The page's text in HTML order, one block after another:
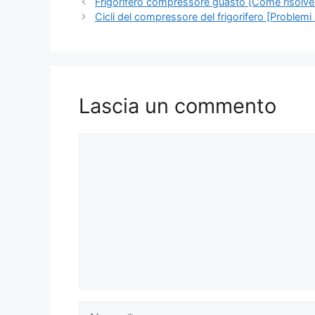
articolo
Cicli del compressore del frigorifero [Problemi
Lascia un commento
Nome